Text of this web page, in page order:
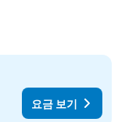
요금 보기